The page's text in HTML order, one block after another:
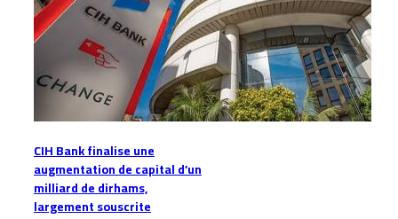
CIH Bank finalise une
augmentation de capital d’un
milliard de dirhams,
largement souscrite